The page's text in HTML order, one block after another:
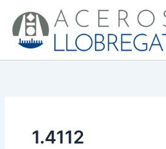
contenido
1.4112